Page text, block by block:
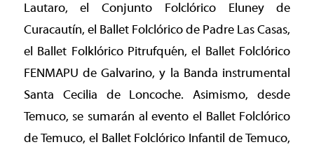
Lautaro, el Conjunto Folclórico Eluney de
Curacautín, el Ballet Folclórico de Padre Las Casas,
el Ballet Folklórico Pitrufquén, el Ballet Folclórico
FENMAPU de Galvarino, y la Banda instrumental
Santa Cecilia de Loncoche. Asimismo, desde
Temuco, se sumarán al evento el Ballet Folclórico
de Temuco, el Ballet Folclórico Infantil de Temuco,